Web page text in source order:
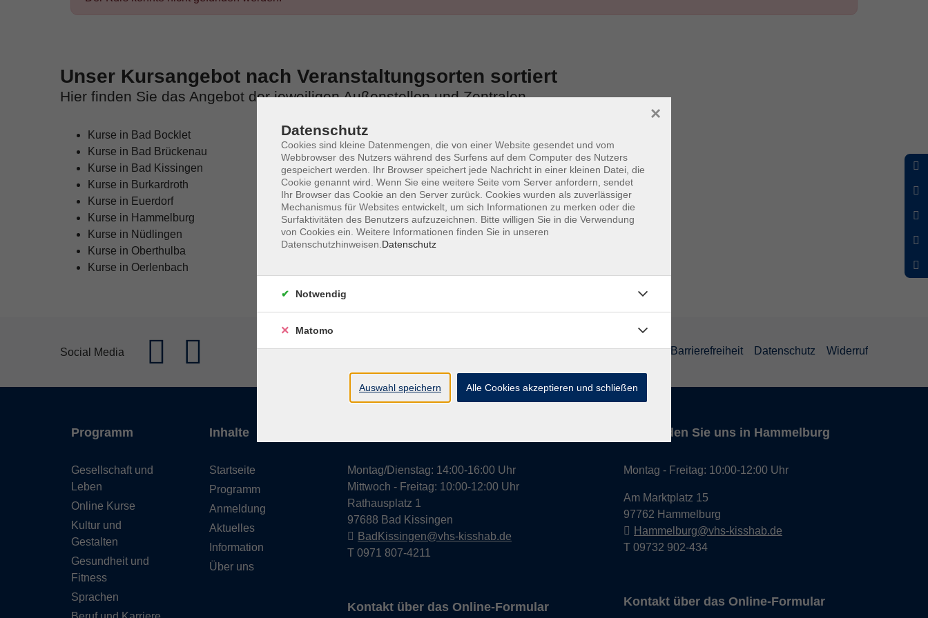
Unser Kursangebot nach Veranstaltungsorten sortiert
Hier finden Sie das Angebot der jeweiligen Außenstellen und Zentralen
Kurse in Bad Bocklet
Kurse in Bad Brückenau
Kurse in Bad Kissingen
Kurse in Burkardroth
Kurse in Euerdorf
Kurse in Hammelburg
Kurse in Nüdlingen
Kurse in Oberthulba
Kurse in Oerlenbach
Social Media Widerrufsrecht Impressum AGB Barrierefreiheit Datenschutz Widerruf
Programm
Gesellschaft und
Leben
Online Kurse
Kultur und
Gestalten
Gesundheit und
Fitness
Sprachen
Inhalte
Startseite
Programm
Anmeldung
Aktuelles
Information
Über uns
Montag/Dienstag: 14:00-16:00 Uhr
Mittwoch - Freitag: 10:00-12:00 Uhr
Rathausplatz 1
97688 Bad Kissingen
BadKissingen@vhs-kisshab.de
T 0971 807-4211
Kontakt über das Online-Formular
Hier finden Sie uns in Hammelburg
Montag - Freitag: 10:00-12:00 Uhr
Am Marktplatz 15
97762 Hammelburg
Hammelburg@vhs-kisshab.de
T 09732 902-434
Kontakt über das Online-Formular
Datenschutz
Cookies sind kleine Datenmengen, die von einer Website gesendet und vom
Webbrowser des Nutzers während des Surfens auf dem Computer des Nutzers
gespeichert werden. Ihr Browser speichert jede Nachricht in einer kleinen Datei, die
Cookie genannt wird. Wenn Sie eine weitere Seite vom Server anfordern, sendet
Ihr Browser das Cookie an den Server zurück. Cookies wurden als zuverlässiger
Mechanismus für Websites entwickelt, um sich Informationen zu merken oder die
Surfaktivitäten des Benutzers aufzuzeichnen. Bitte willigen Sie in die Verwendung
von Cookies ein. Weitere Informationen finden Sie in unseren
Datenschutzhinweisen. Datenschutz
×
Notwendig
Matomo
Auswahl speichern Alle Cookies akzeptieren und schließen